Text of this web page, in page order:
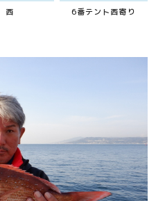
西
6番テント西寄り